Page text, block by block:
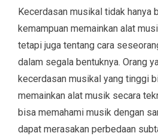
Kecerdasan musikal tidak hanya
kemampuan memainkan alat
tetapi juga tentang cara
dalam segala bentuknya. Orang
kecerdasan musikal yang tinggi
memainkan alat musik secara
bisa memahami musik dengan
dapat merasakan perbedaan